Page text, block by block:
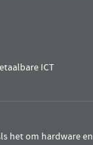
ICT
het om hardware en